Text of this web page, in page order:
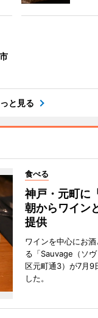
と見る
食べる
神戸・元町に
朝からワイン
提供
ワインを中心にお
る「Sauvage（ソ
区元町通3）が7月9
した。